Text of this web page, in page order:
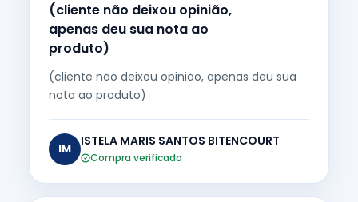
(cliente não deixou opinião,
apenas deu sua nota ao
produto)
(cliente não deixou opinião, apenas deu sua
nota ao produto)
IM
ISTELA MARIS SANTOS BITENCOURT
Compra verificada